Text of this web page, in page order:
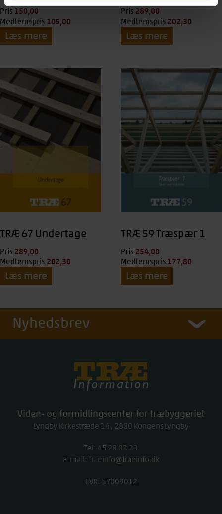
Pris 150,00
Medlemspris 105,00
Læs mere
Pris 289,00
Medlemspris 202,30
Læs mere
TRÆ 67 Undertage
Pris 289,00
Medlemspris 202,30
Læs mere
TRÆ 59 Træspær 1
Pris 254,00
Medlemspris 177,80
Læs mere
Viden- og formidlingscenter for træbyggeriet
Lyngby Kirkestræde 14 2800 Kongens Lyngby
Tel: work
45 28 03 33
E-mail: traeinfo@traeinfo.dk
CVR: 57009012
Nyhedsbrev